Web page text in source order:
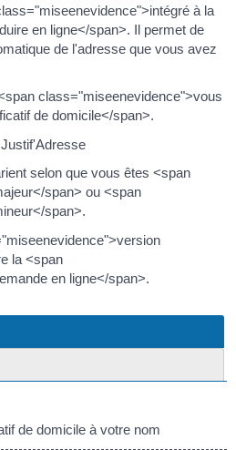
à la
en ligne</span>. Il permet de
de l'adresse que vous avez
class="miseenevidence">vous
de domicile</span>.
selon que vous êtes <span
span> ou <span
span>.
la <span
en ligne</span>.
de domicile à votre nom